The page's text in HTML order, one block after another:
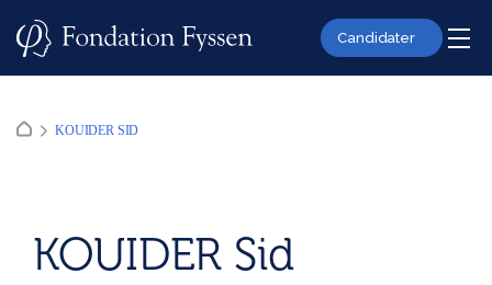
Candidater
KOUIDER SID
KOUIDER Sid